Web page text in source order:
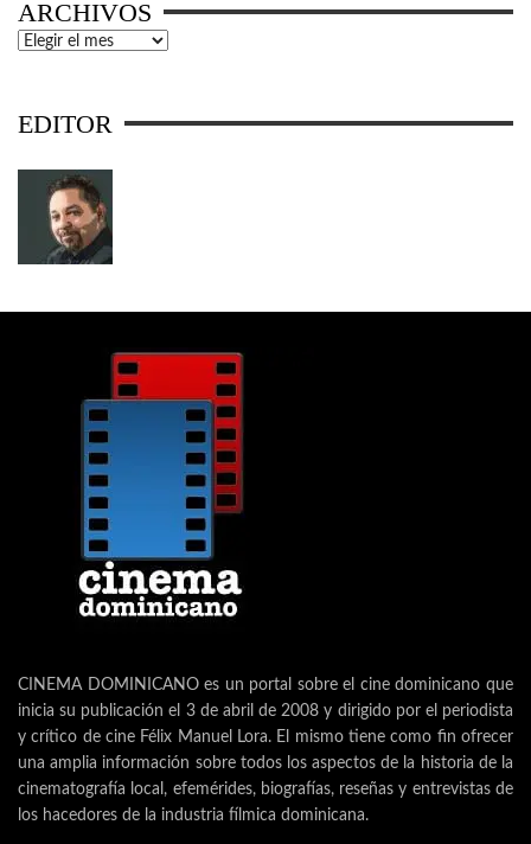
ARCHIVOS
Archivos
EDITOR
CINEMA DOMINICANO es un portal sobre el cine dominicano que
inicia su publicación el 3 de abril de 2008 y dirigido por el periodista
y crítico de cine Félix Manuel Lora. El mismo tiene como fin ofrecer
una amplia información sobre todos los aspectos de la historia de la
cinematografía local, efemérides, biografías, reseñas y entrevistas de
los hacedores de la industria fílmica dominicana.